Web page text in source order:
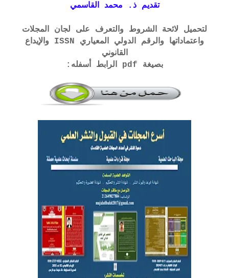
تقديم ذ. محمد القاسمي
لتحميل لائحة الشروط والتعرف على لجان المجلات
واعتماداتها والرقم الدولي المعياري ISSN والإيداع
القانوني
بصيغة pdf الرابط أسفله: